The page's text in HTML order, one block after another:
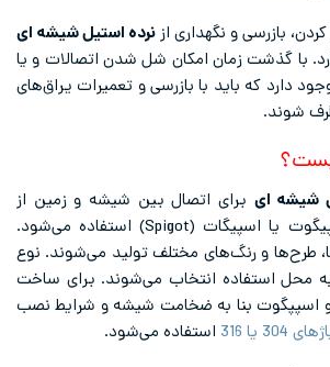
بازرسی و نگهداری ازنرده استیل شیشه ای
با گذشت زمان امکان شل شدن اتصالات و یا
دارد که باید با بازرسی و تعمیرات یراق‌های
شوند.
شیشه ای برای اتصال بین شیشه و زمین از
نوعی پایه به نام اسپیگوت یا اسپیگات (Spigot) استفاده می‌شود.
طرح‌ها و رنگ‌های مختلف تولید می‌شوند. نوع
محل استفاده انتخاب می‌شوند. برای ساخت
بنا به ضخامت شیشه و شرایط نصب
304 یا 316
استفاده می‌‌شود.